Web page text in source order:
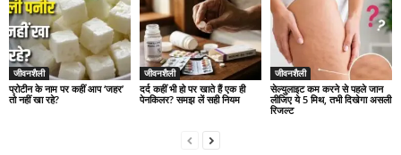
जीवनशैली
प्रोटीन के नाम पर कहीं आप ‘जहर’
तो नहीं खा रहे?
जीवनशैली
दर्द कहीं भी हो पर खाते हैं एक ही
पेनकिलर? समझ लें सही नियम
जीवनशैली
सेल्युलाइट कम करने से पहले जान
लीजिए ये 5 मिथ, तभी दिखेगा असली
रिजल्ट